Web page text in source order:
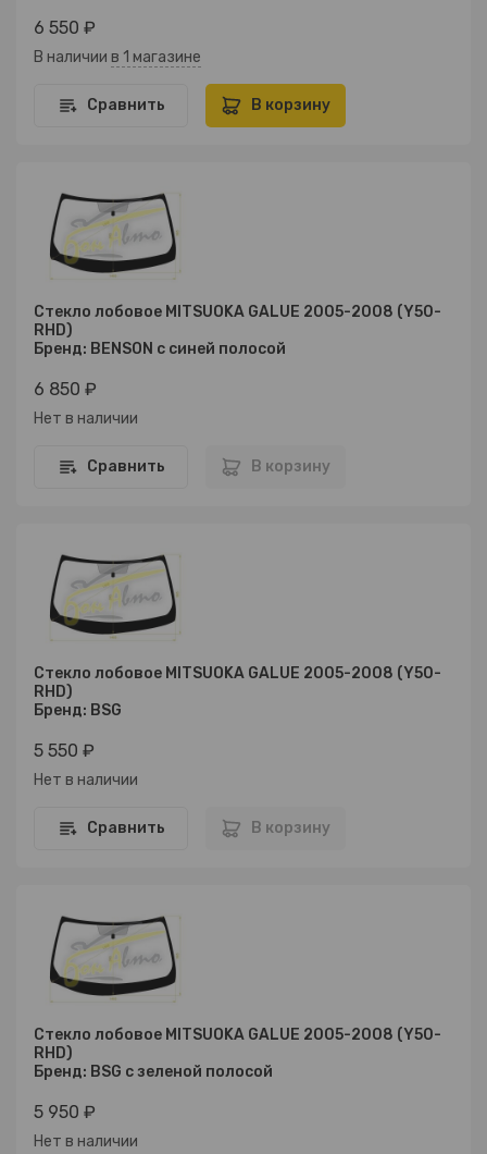
6 550 ₽
В наличии в 1 магазине
Сравнить В корзину
Стекло лобовое MITSUOKA GALUE 2005-2008 (Y50-
RHD)
Бренд: BENSON с синей полосой
6 850 ₽
Нет в наличии
Сравнить В корзину
Стекло лобовое MITSUOKA GALUE 2005-2008 (Y50-
RHD)
Бренд: BSG
5 550 ₽
Нет в наличии
Сравнить В корзину
Стекло лобовое MITSUOKA GALUE 2005-2008 (Y50-
RHD)
Бренд: BSG с зеленой полосой
5 950 ₽
Нет в наличии